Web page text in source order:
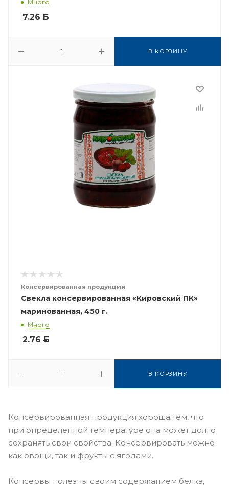
Много
7.26 Б
В КОРЗИНУ
Консервированная продукция
Свекла консервированная «Кировский ПК»
маринованная, 450 г.
Много
2.76 Б
В КОРЗИНУ
Консервированная продукция хороша тем, что
при определенной температуре она может долго
сохранять свои свойства. Консервировать можно
как овощи, так и фрукты с ягодами.
Консервы полезны своим содержанием белка,